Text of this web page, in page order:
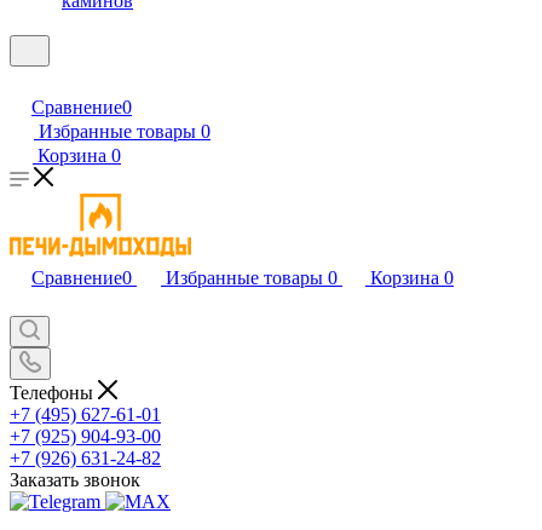
Сравнение0
Избранные товары 0
Корзина 0
Сравнение0 Избранные товары 0 Корзина 0
Телефоны
+7 (495) 627-61-01
+7 (925) 904-93-00
+7 (926) 631-24-82
Заказать звонок